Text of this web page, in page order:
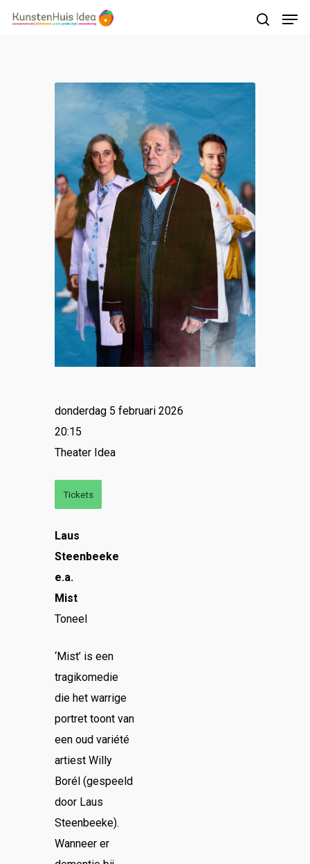
druk op ESC om te sluiten
Laus
Steenbeeke
e.a.
Mist
Toneel
‘Mist’ is een
tragikomedie
die het warrige
portret toont van
een oud variété
artiest Willy
Borél (gespeeld
door Laus
Steenbeeke).
Wanneer er
donderdag 5 februari 2026
20:15
Theater Idea
Tickets